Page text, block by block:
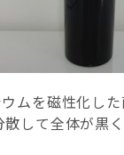
ムを磁性化し
して全体が黒く